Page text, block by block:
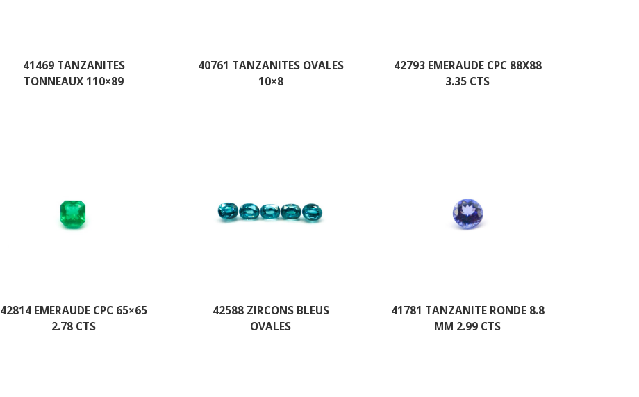
41469 TANZANITES
TONNEAUX 110×89
40761 TANZANITES OVALES
10×8
42793 EMERAUDE CPC 88X88
3.35 CTS
42814 EMERAUDE CPC 65×65
2.78 CTS
42588 ZIRCONS BLEUS
OVALES
41781 TANZANITE RONDE 8.8
MM 2.99 CTS